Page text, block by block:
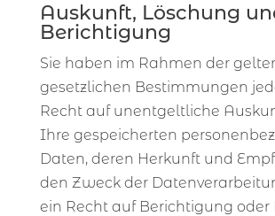
Auskunft, Löschung
Berichtigung
Sie haben im Rahmen der
gesetzlichen Bestimmungen
Recht auf unentgeltliche
Ihre gespeicherten
Daten, deren Herkunft und
den Zweck der
ein Recht auf Berichtigung oder